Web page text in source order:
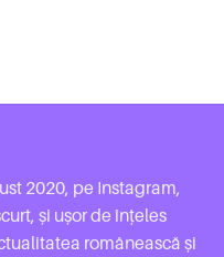
2020, pe Instagram,
și ușor de înțeles
românească și